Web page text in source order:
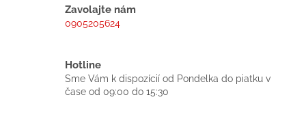
Zavolajte nám
0905205624
Hotline
Sme Vám k dispozícií od Pondelka do piatku v
čase od 09:00 do 15:30